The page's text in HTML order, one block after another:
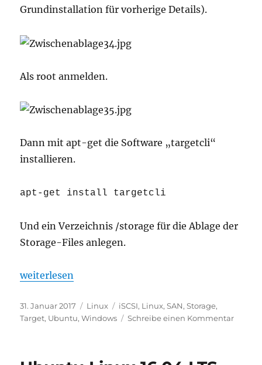
Grundinstallation für vorherige Details).
Als root anmelden.
Dann mit apt-get die Software „targetcli“
installieren.
apt-get install targetcli
Und ein Verzeichnis /storage für die Ablage der
Storage-Files anlegen.
„Ubuntu Linux 16.04 LTS Server iSCSI Target
weiterlesen
Veröffentlicht
am
31. Januar 2017 Kategorien
Linux Schlagwörter
iSCSI, Linux,SAN,Storage,
Target, Ubuntu,Windows Schreibe einen Kommentarzu